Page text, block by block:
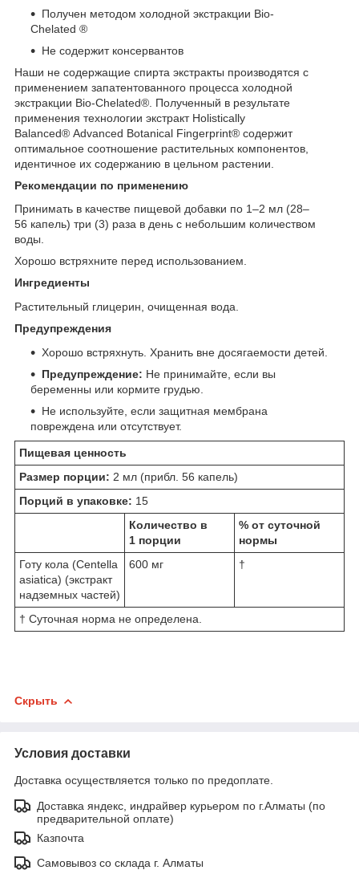
Получен методом холодной экстракции Bio-
Chelated ®
Не содержит консервантов
Наши не содержащие спирта экстракты производятся с
применением запатентованного процесса холодной
экстракции Bio-Chelated® . Полученный в результате
применения технологии экстракт Holistically
Balanced® Advanced Botanical Fingerprint® содержит
оптимальное соотношение растительных компонентов,
идентичное их содержанию в цельном растении.
Рекомендации по применению
Принимать в качестве пищевой добавки по 1–2 мл (28–
56 капель) три (3) раза в день с небольшим количеством
воды.
Хорошо встряхните перед использованием.
Ингредиенты
Растительный глицерин, очищенная вода.
Предупреждения
Хорошо встряхнуть. Хранить вне досягаемости детей.
Предупреждение: Не принимайте, если вы
беременны или кормите грудью.
Не используйте, если защитная мембрана
повреждена или отсутствует.
Пищевая ценность
Размер порции: 2 мл (прибл. 56 капель)
Порций в упаковке: 15
Количество в
1 порции
% от суточной
нормы
Готу кола (Centella
asiatica) (экстракт
надземных частей)
600 мг †
† Суточная норма не определена.
Скрыть
Условия доставки
Доставка осуществляется только по предоплате.
Доставка яндекс, индрайвер курьером по г.Алматы (по
предварительной оплате)
Казпочта
Самовывоз со склада г. Алматы